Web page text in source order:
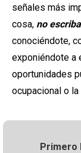
señales más
cosa, no
conociéndote,
exponiéndote a
oportunidades
ocupacional o
Primero